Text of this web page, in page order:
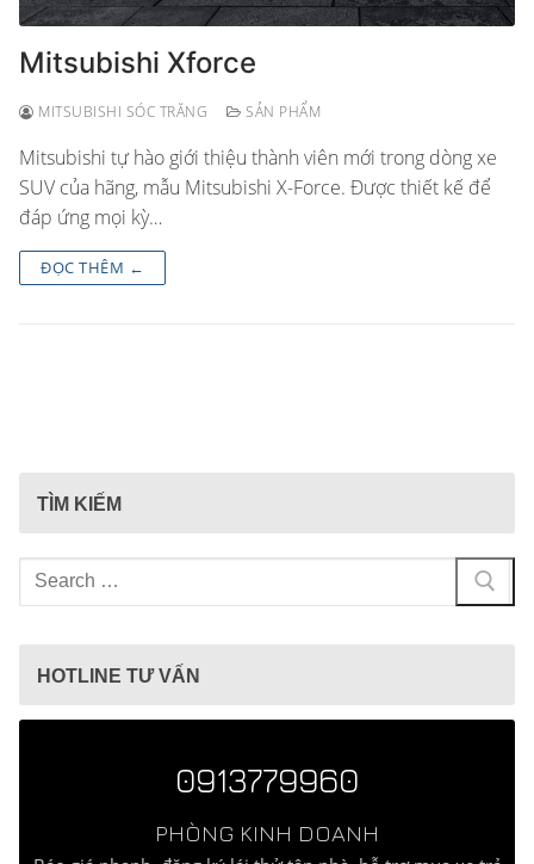
Mitsubishi Xforce
MITSUBISHI SÓC TRĂNG SẢN PHẨM
Mitsubishi tự hào giới thiệu thành viên mới trong dòng xe
SUV của hãng, mẫu Mitsubishi X-Force. Được thiết kế để
đáp ứng mọi kỳ…
ĐỌC THÊM ←
TÌM KIẾM
Tìm
kiếm
HOTLINE TƯ VẤN
0913779960
PHÒNG KINH DOANH